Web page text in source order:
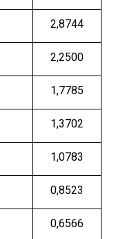
2,8744
2,2500
1,7785
1,3702
1,0783
0,8523
0,6566